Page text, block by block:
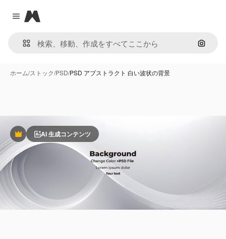
Close menu
Magnific
画像で
ホーム/ストック/PSD/PSD アブストラクト 白い波状の背景
PremiumAI 生成コンテンツ